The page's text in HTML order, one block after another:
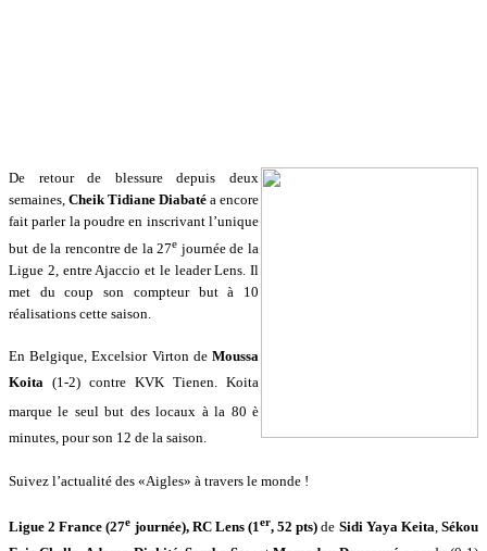
De retour de blessure depuis deux
semaines, Cheik Tidiane Diabaté a encore
fait parler la poudre en inscrivant l’unique
but de la rencontre de la 27e journée de la
Ligue 2, entre Ajaccio et le leader Lens. Il
met du coup son compteur but à 10
réalisations cette saison.
En Belgique, Excelsior Virton de Moussa
Koita (1-2) contre KVK Tienen. Koita
marque le seul but des locaux à la 80 è
minutes, pour son 12 de la saison.
Suivez l’actualité des «Aigles» à travers le monde !
Ligue 2 France (27e journée), RC Lens (1er, 52 pts) de Sidi Yaya Keita,Sékou